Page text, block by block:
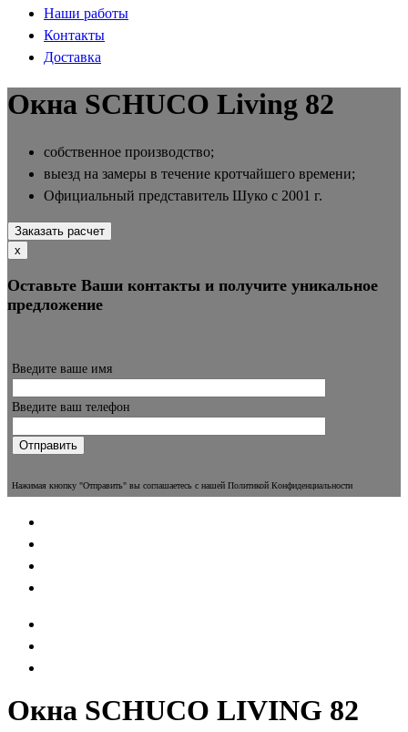
Наши работы
Контакты
Доставка
Окна SCHUCO Living 82
собственное производство;
выезд на замеры в течение кротчайшего времени;
Официальный представитель Шуко с 2001 г.
Заказать расчет
х
Оставьте Ваши контакты и получите уникальное
предложение
Введите ваше имя
Введите ваш телефон
Нажимая кнопку "Отправить" вы соглашаетесь с нашей Политикой Конфиденциальности
Окна SCHUCO LIVING 82